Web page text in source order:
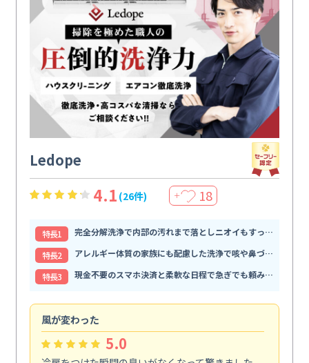
Ledope
4.1 (26件) ＋ 18
特⻑1
完全分解洗浄で内部の汚れまで落としニオイもすっきり解消
特⻑2
アレルギー体質の家族にも配慮した洗浄で咳や鼻づまりが和らぐ
特⻑3
現金不要のスマホ決済と柔軟な日程で急ぎでも頼みやすい
風が変わった
5.0